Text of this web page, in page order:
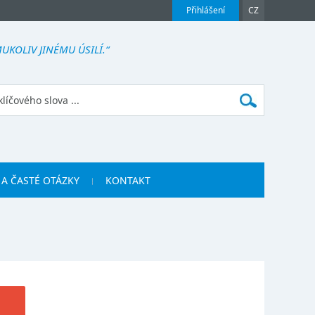
Přihlášení CZ
JINÉMU ÚSILÍ.“
ČASTÉ OTÁZKY KONTAKT